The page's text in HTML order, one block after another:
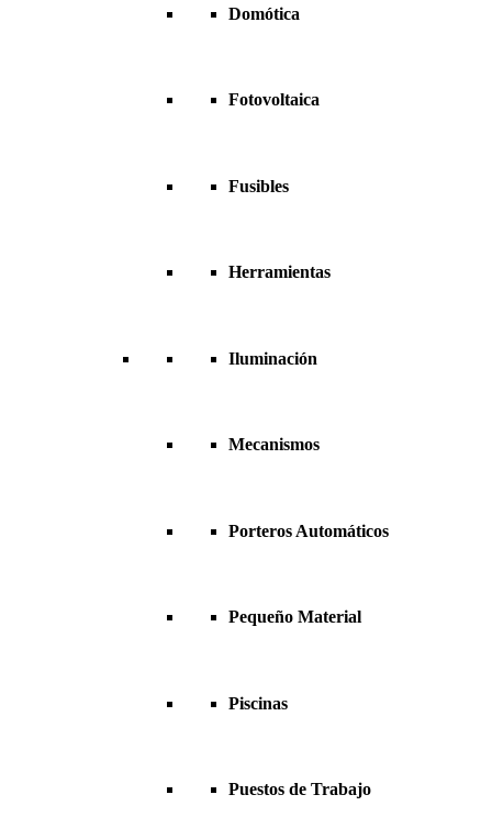
Domótica
Fotovoltaica
Fusibles
Herramientas
Iluminación
Mecanismos
Porteros Automáticos
Pequeño Material
Piscinas
Puestos de Trabajo